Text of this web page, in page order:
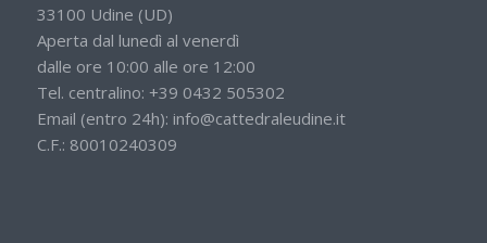
33100 Udine (UD)
Aperta dal lunedì al venerdì
dalle ore 10:00 alle ore 12:00
Tel. centralino: +39 0432 505302
Email (entro 24h): info@cattedraleudine.it
C.F.: 80010240309